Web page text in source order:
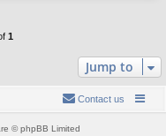
1
Jump to
Contact us
© phpBB Limited